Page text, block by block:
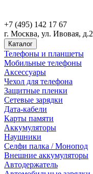
+7 (495) 142 17 67
г. Москва, ул. Ивовая, д.2
Каталог
Телефоны и планшеты
Мобильные телефоны
Аксессуары
Чехол для телефона
Защитные пленки
Сетевые зарядки
Дата-кабели
Карты памяти
Аккумуляторы
Наушники
Селфи палка / Монопод
Внешние аккумуляторы
Автодержатель